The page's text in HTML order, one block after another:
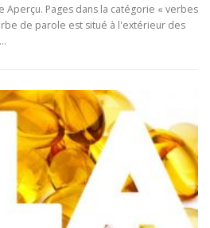
Aperçu. Pages dans la catégorie « verbes
de parole est situé à l'extérieur des